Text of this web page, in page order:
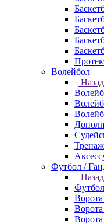
Волейбол
Назад
Футбол /
Назад